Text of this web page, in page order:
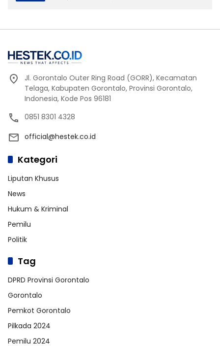
Jl. Gorontalo Outer Ring Road (GORR), Kecamatan
Telaga, Kabupaten Gorontalo, Provinsi Gorontalo,
Indonesia, Kode Pos 96181
0851 8301 4328
official@hestek.co.id
Kategori
Liputan Khusus
News
Hukum & Kriminal
Pemilu
Politik
Tag
DPRD Provinsi Gorontalo
Gorontalo
Pemkot Gorontalo
Pilkada 2024
Pemilu 2024